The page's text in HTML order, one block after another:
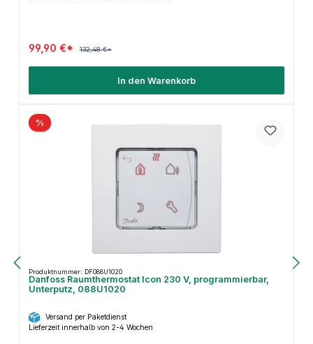
99,90 €* 132,48 €*
In den Warenkorb
%
Produktnummer: DF088U1020
Danfoss Raumthermostat Icon 230 V, programmierbar,
Unterputz, 088U1020
Versand per Paketdienst
Lieferzeit innerhalb von 2-4 Wochen